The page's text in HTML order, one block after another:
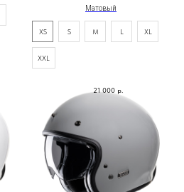
Матовый
21 000 р.
XS S M L XL
XXL